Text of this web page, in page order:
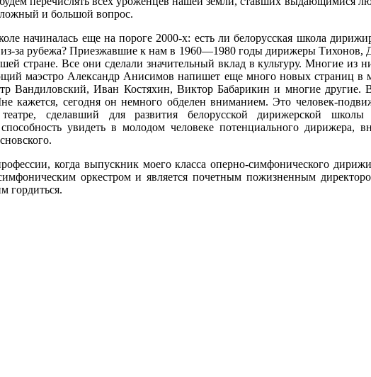
и большой вопрос.
начиналась еще на пороге 2000-х: есть ли белорусская школа
за рубежа? Приезжавшие к нам в 1960—1980 годы дирижеры
стране. Все они сделали значительный вклад в культуру. Многие
маэстро Александр Анисимов напишет еще много новых страниц в
Вандиловский, Иван Костяхин, Виктор Бабарикин и многие
кажется, сегодня он немного обделен вниманием. Это человек-
сделавший для развития белорусской дирижерской школы
увидеть в молодом человеке потенциального дирижера,
когда выпускник моего класса оперно-симфонического
оркестром и является почетным пожизненным
гордиться.